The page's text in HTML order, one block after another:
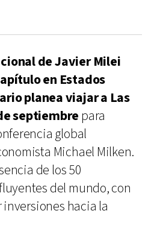
de Javier Milei
en Estados
planea viajar a Las
septiembre para
global
Michael Milken.
de los 50
del mundo, con
hacia la